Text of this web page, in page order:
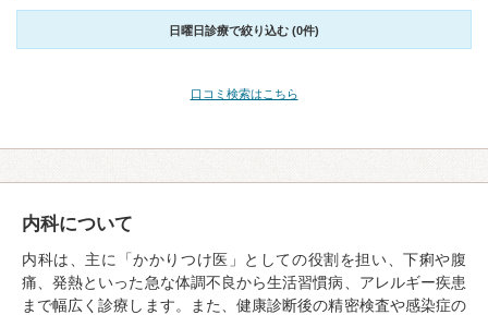
日曜日診療で絞り込む (0件)
口コミ検索はこちら
内科について
内科は、主に「かかりつけ医」としての役割を担い、下痢や腹
痛、発熱といった急な体調不良から生活習慣病、アレルギー疾患
まで幅広く診療します。また、健康診断後の精密検査や感染症の